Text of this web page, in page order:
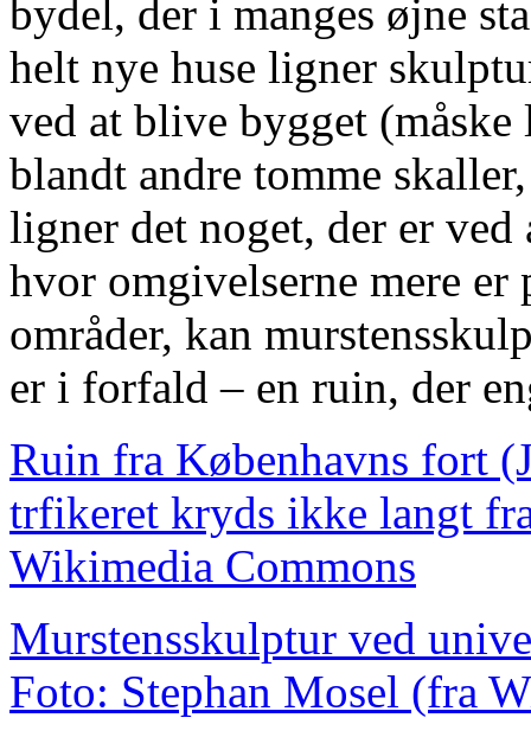
bydel, der i manges øjne
helt nye huse ligner
ved at blive bygget
blandt andre tomme
ligner det noget, der er
hvor omgivelserne mere
områder, kan
er i forfald – en ruin, der
Ruin fra Københavns fort
trfikeret kryds ikke langt
Wikimedia Commons
Murstensskulptur ved
Foto: Stephan Mosel (fra